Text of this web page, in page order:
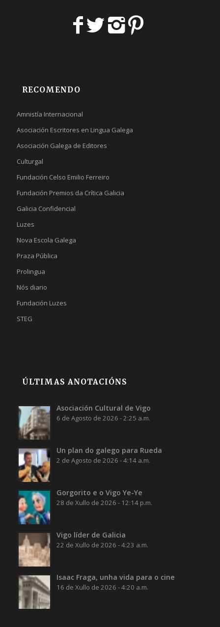
RECOMENDO
Amnistía Internacional
Asociación Escritores en Lingua Galega
Asociación Galega de Editores
Culturgal
Fundación Celso Emilio Ferreiro
Fundación Premios da Crítica Galicia
Galicia Confidencial
Luzes
Nova Escola Galega
Praza Pública
Prolingua
Nós diario
Fundación Luzes
STEG
ÚLTIMAS ANOTACIÓNS
Asociación Cultural de Vigo
6 de Agosto de 2026 - 2:25 a.m.
Un plan do galego para Rueda
2 de Agosto de 2026 - 4:14 a.m.
Gorgorito e o Vigo Ye-Ye
28 de Xullo de 2026 - 12:14 p.m.
Vigo líder de Galicia
22 de Xullo de 2026 - 4:23 a.m.
Isaac Fraga, unha vida para o cine
16 de Xullo de 2026 - 4:20 a.m.